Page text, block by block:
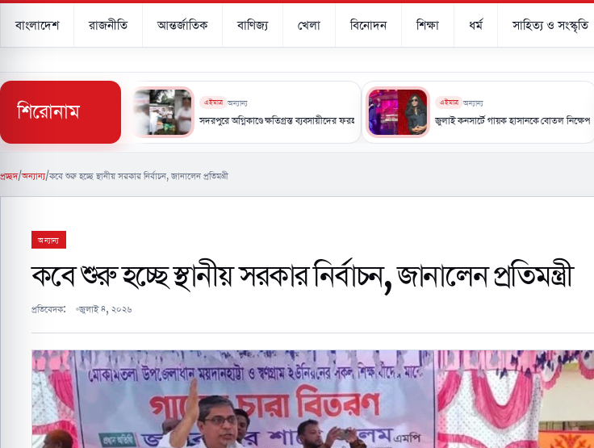
বাংলাদেশ রাজনীতি আন্তর্জাতিক বাণিজ্য খেলা বিনোদন শিক্ষা ধর্ম সাহিত্য ও সংস্কৃতি
শিরোনাম
সুযোগ নেই: পানিসম্পদ মন্ত্রী
এইমাত্র অন্যান্য
সদরপুরে অগ্নিকাণ্ডে ক্ষতিগ্রস্ত ব্যবসায়ীদের ফরহাদ আকনের আর্থিক সহায়তা
এইমাত্র অন্যান্য
জুলাই কনসার্টে গায়ক হাসানকে বোতল নিক্ষেপ, সংগীতাঙ্গনে ক্ষোভ
প্রচ্ছদ/অন্যান্য/কবে শুরু হচ্ছে স্থানীয় সরকার নির্বাচন, জানালেন প্রতিমন্ত্রী
অন্যান্য
কবে শুরু হচ্ছে স্থানীয় সরকার নির্বাচন, জানালেন প্রতিমন্ত্রী
প্রতিবেদক: জুলাই ৪, ২০২৬